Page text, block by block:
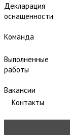
Декларация
оснащенности
Команда
Выполненные
работы
Вакансии
Контакты